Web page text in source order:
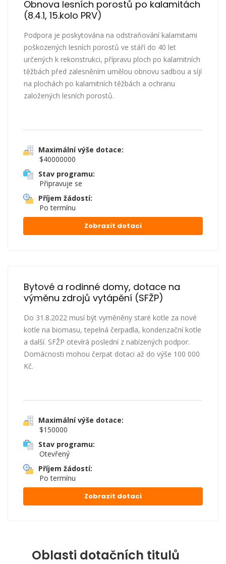
Obnova lesních porostů po kalamitách
(8.4.1, 15.kolo PRV)
Podpora je poskytována na odstraňování kalamitami
poškozených lesních porostů ve stáří do 40 let
určených k rekonstrukci, přípravu ploch po kalamitních
těžbách před zalesněním umělou obnovu sadbou a síjí
na plochách po kalamitních těžbách a ochranu
založených lesních porostů.
Maximální výše dotace:
$40000000
Stav programu:
Připravuje se
Příjem žádostí:
Po termínu
Zobrazit dotaci
Bytové a rodinné domy, dotace na
výměnu zdrojů vytápění (SFŽP)
Do 31.8.2022 musí být vyměněny staré kotle za nové
kotle na biomasu, tepelná čerpadla, kondenzační kotle
a další. SFŽP otevírá poslední z nabízených podpor.
Domácnosti mohou čerpat dotaci až do výše 100 000
Kč.
Maximální výše dotace:
$150000
Stav programu:
Otevřený
Příjem žádostí:
Po termínu
Zobrazit dotaci
Oblasti dotačních titulů